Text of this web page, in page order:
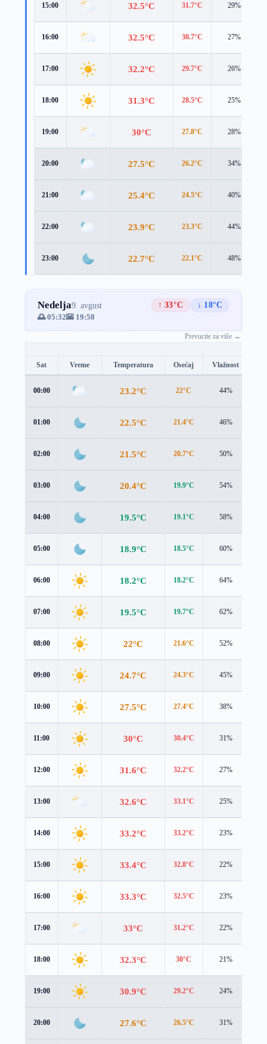
15:00 32.5°C 31.7°C 29%
16:00 32.5°C 30.7°C 27%
17:00 32.2°C 29.7°C 26%
18:00 31.3°C 28.5°C 25%
19:00 30°C 27.8°C 28%
20:00 27.5°C 26.2°C 34%
21:00 25.4°C 24.5°C 40%
22:00 23.9°C 23.3°C 44%
23:00 22.7°C 22.1°C 48%
Nedelja9. avgust ↑ 33°C
↓ 18°C
🌅 05:32🌇 19:58
Prevucite za više →
Sat Vreme Temperatura Osećaj Vlažnost
00:00 23.2°C 22°C 44%
01:00 22.5°C 21.4°C 46%
02:00 21.5°C 20.7°C 50%
03:00 20.4°C 19.9°C 54%
04:00 19.5°C 19.1°C 58%
05:00 18.9°C 18.5°C 60%
06:00 18.2°C 18.2°C 64%
07:00 19.5°C 19.7°C 62%
08:00 22°C 21.6°C 52%
09:00 24.7°C 24.3°C 45%
10:00 27.5°C 27.4°C 38%
11:00 30°C 30.4°C 31%
12:00 31.6°C 32.2°C 27%
13:00 32.6°C 33.1°C 25%
14:00 33.2°C 33.2°C 23%
15:00 33.4°C 32.8°C 22%
16:00 33.3°C 32.5°C 23%
17:00 33°C 31.2°C 22%
18:00 32.3°C 30°C 21%
19:00 30.9°C 29.2°C 24%
20:00 27.6°C 26.5°C 31%